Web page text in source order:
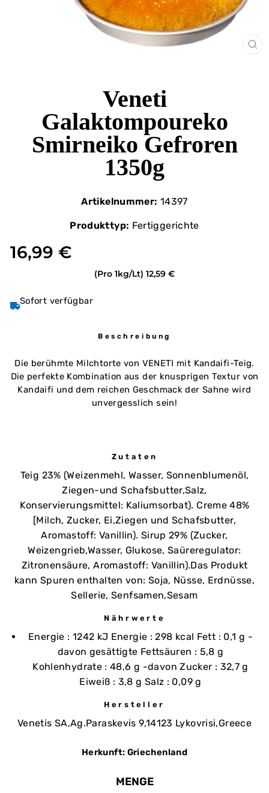
Veneti
Galaktompoureko
Smirneiko Gefroren
1350g
Artikelnummer: 14397
Produkttyp: Fertiggerichte
16,99 €
(Pro 1kg/Lt) 12,59 €
Sofort verfügbar
Beschreibung
Die berühmte Milchtorte von VENETI mit Kandaifi-Teig.
Die perfekte Kombination aus der knusprigen Textur von
Kandaifi und dem reichen Geschmack der Sahne wird
unvergesslich sein!
Zutaten
Teig 23% (Weizenmehl, Wasser, Sonnenblumenöl,
Ziegen-und Schafsbutter,Salz,
Konservierungsmittel: Kaliumsorbat). Creme 48%
[Milch, Zucker, Ei,Ziegen und Schafsbutter,
Aromastoff: Vanillin). Sirup 29% (Zucker,
Weizengrieb,Wasser, Glukose, Saüreregulator:
Zitronensäure, Aromastoff: Vanillin).Das Produkt
kann Spuren enthalten von: Soja, Nüsse, Erdnüsse,
Sellerie, Senfsamen,Sesam
Nährwerte
Energie : 1242 kJ Energie : 298 kcal Fett : 0,1 g -
davon gesättigte Fettsäuren : 5,8 g
Kohlenhydrate : 48,6 g -davon Zucker : 32,7 g
Eiweiß : 3,8 g Salz : 0,09 g
Hersteller
Venetis SA,Ag.Paraskevis 9,14123 Lykovrisi,Greece
Herkunft: Griechenland
MENGE